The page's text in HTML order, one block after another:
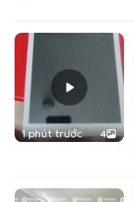
1 phút trước 4